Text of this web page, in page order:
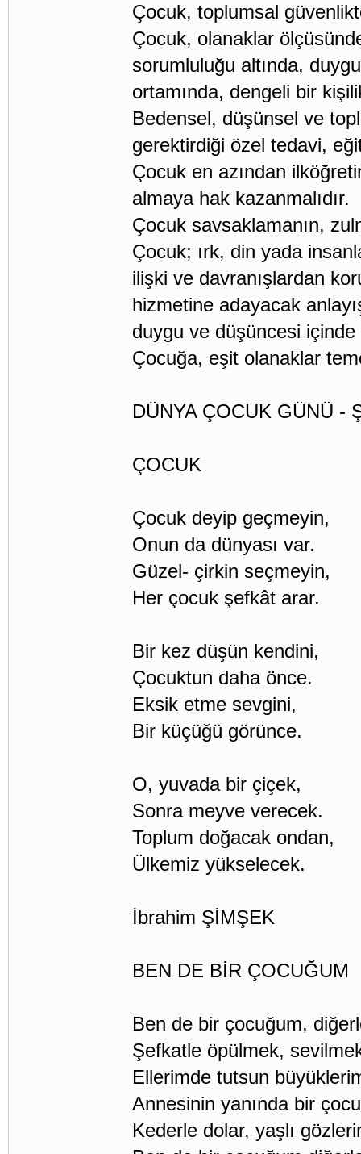
Çocuk, toplumsal
Çocuk, olanaklar
sorumluluğu altında,
ortamında, dengeli bir
Bedensel, düşünsel ve
gerektirdiği özel tedavi,
Çocuk en azından
almaya hak kazanmalıdır.
Çocuk savsaklamanın,
Çocuk; ırk, din yada
ilişki ve davranışlardan
hizmetine adayacak
duygu ve düşüncesi
Çocuğa, eşit olanaklar
DÜNYA ÇOCUK GÜNÜ -
ÇOCUK
Çocuk deyip geçmeyin,
Onun da dünyası var.
Güzel- çirkin seçmeyin,
Her çocuk şefkât arar.
Bir kez düşün kendini,
Çocuktun daha önce.
Eksik etme sevgini,
Bir küçüğü görünce.
O, yuvada bir çiçek,
Sonra meyve verecek.
Toplum doğacak ondan,
Ülkemiz yükselecek.
İbrahim ŞİMŞEK
BEN DE BİR ÇOCUĞUM
Ben de bir çocuğum,
Şefkatle öpülmek,
Ellerimde tutsun
Annesinin yanında bir
Kederle dolar, yaşlı